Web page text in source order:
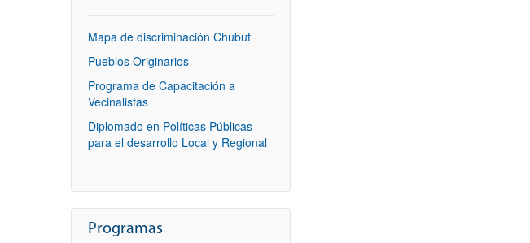
Mapa de discriminación Chubut
Pueblos Originarios
Programa de Capacitación a
Vecinalistas
Diplomado en Políticas Públicas
para el desarrollo Local y Regional
Programas